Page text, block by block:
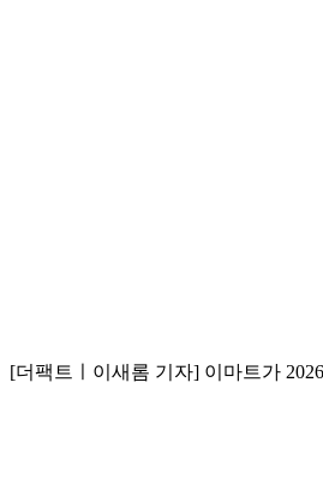
[더팩트ㅣ이새롬 기자] 이마트가